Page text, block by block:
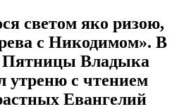
светом яко ризою,
с Никодимом». В
Пятницы Владыка
утреню с чтением
Евангелий